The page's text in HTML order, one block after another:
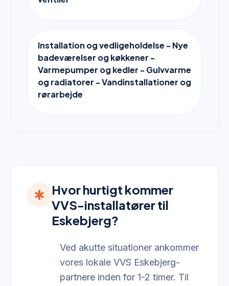
Installation og vedligeholdelse - Nye
badeværelser og køkkener -
Varmepumper og kedler - Gulvvarme
og radiatorer - Vandinstallationer og
rørarbejde
emergency
Hvor hurtigt kommer
VVS-installatører til
Eskebjerg?
Ved akutte situationer ankommer
vores lokale VVS Eskebjerg-
partnere inden for 1-2 timer. Til